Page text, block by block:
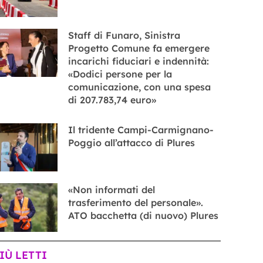
Staff di Funaro, Sinistra
Progetto Comune fa emergere
incarichi fiduciari e indennità:
«Dodici persone per la
comunicazione, con una spesa
di 207.783,74 euro»
Il tridente Campi-Carmignano-
Poggio all’attacco di Plures
«Non informati del
trasferimento del personale».
ATO bacchetta (di nuovo) Plures
LETTI